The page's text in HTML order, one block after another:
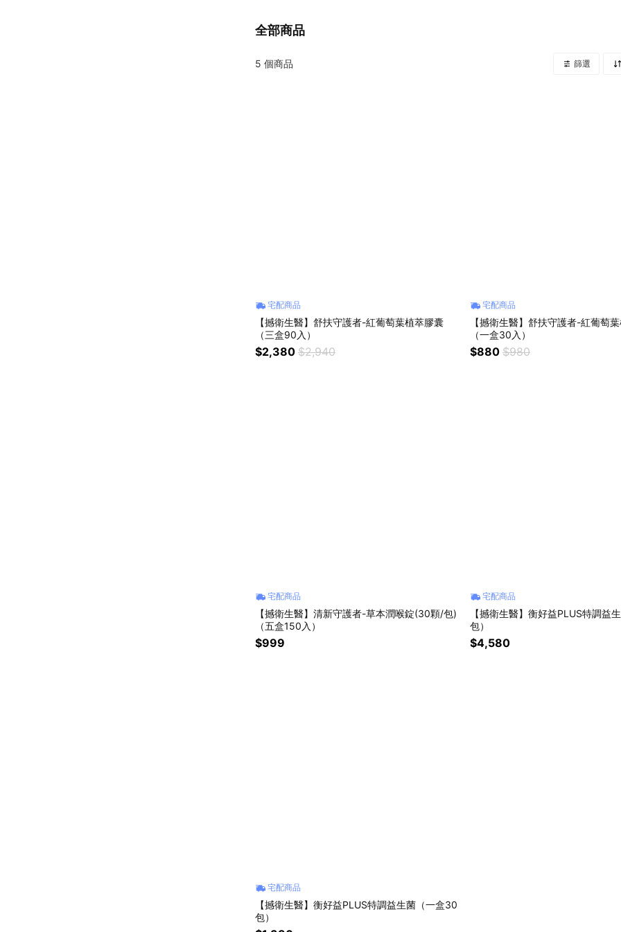
全部商品
5 個商品 篩選
宅配商品
【撼衛生醫】舒扶守護者-紅葡萄葉植萃膠囊
（三盒90入）
$2,380 $2,940
宅配商品
【撼衛生醫】舒扶守護者-紅葡萄
（一盒30入）
$880 $980
宅配商品
【撼衛生醫】清新守護者-草本潤喉錠(30顆/包)
（五盒150入）
$999
宅配商品
【撼衛生醫】衡好益PLUS特調益
包）
$4,580
宅配商品
【撼衛生醫】衡好益PLUS特調益生菌（一盒30
包）